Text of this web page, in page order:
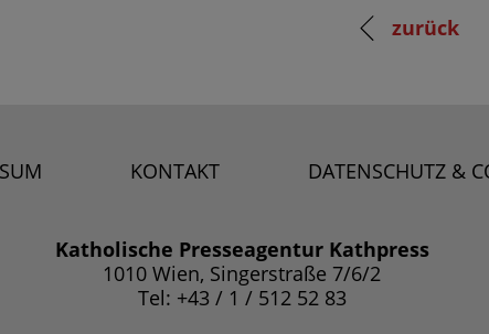
zurück
KONTAKT DATENSCHUTZ &
Katholische Presseagentur Kathpress
1010 Wien, Singerstraße 7/6/2
Tel: +43 / 1 / 512 52 83